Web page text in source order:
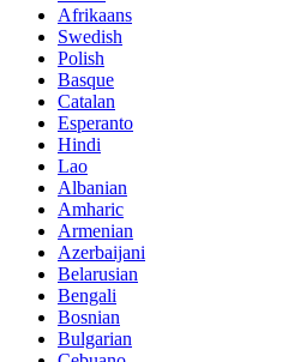
Afrikaans
Swedish
Polish
Basque
Catalan
Esperanto
Hindi
Lao
Albanian
Amharic
Armenian
Azerbaijani
Belarusian
Bengali
Bosnian
Bulgarian